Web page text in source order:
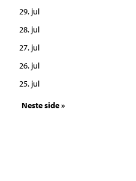
29. jul
28. jul
27. jul
26. jul
25. jul
Neste side »